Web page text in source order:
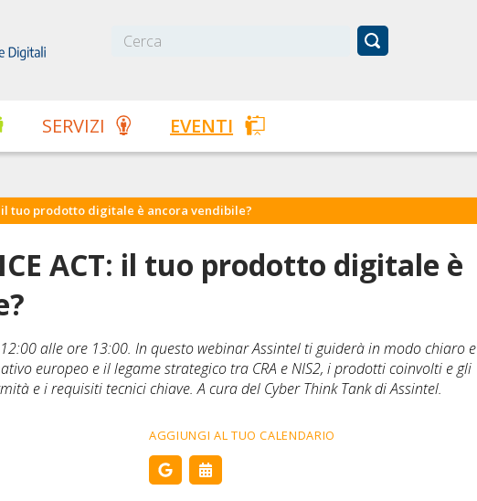
SERVIZI EVENTI
il tuo prodotto digitale è ancora vendibile?
ACT: il tuo prodotto digitale è
alle ore 13:00. In questo webinar Assintel ti guiderà in modo chiaro e
europeo e il legame strategico tra CRA e NIS2, i prodotti coinvolti e gli
e i requisiti tecnici chiave. A cura del Cyber Think Tank di Assintel.
AGGIUNGI AL TUO CALENDARIO